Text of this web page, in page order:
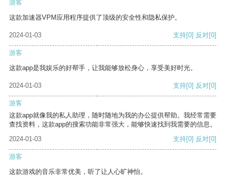
游客
这款加速器VPM应用程序提供了顶级的安全性和隐私保护。
2024-01-03 支持[0] 反对[0]
游客
这款app是我娱乐的好帮手，让我能够放松身心，享受美好时光。
2024-01-03 支持[0] 反对[0]
游客
这款app就像我的私人助理，随时随地为我的办公提供帮助。我经常需要
查找资料，这款app的搜索功能非常强大，能够快速找到我需要的信息。
2024-01-03
支持[0] 反对[0]
游客
这款游戏的音乐非常优美，听了让人心旷神怡。